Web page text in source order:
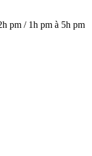
pm / 1h pm à 5h pm